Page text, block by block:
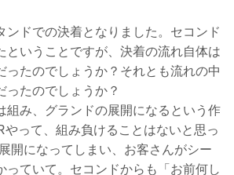
ドでの決着となりました。セコンド
ということですが、決着の流れ自体は
ったのでしょうか？それとも流れの中
ったのでしょうか？
み、グランドの展開になるという作
って、組み負けることはないと思っ
開になってしまい、お客さんがシー
っていて。セコンドからも「お前何し